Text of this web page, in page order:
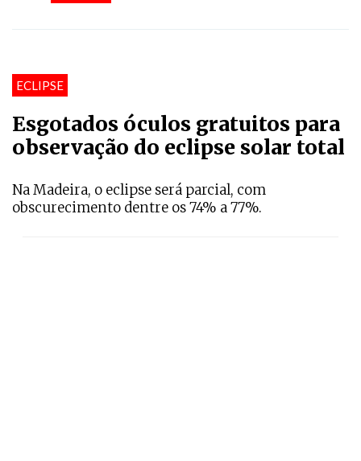
ECLIPSE
Esgotados óculos gratuitos para
observação do eclipse solar total
Na Madeira, o eclipse será parcial, com
obscurecimento dentre os 74% a 77%.